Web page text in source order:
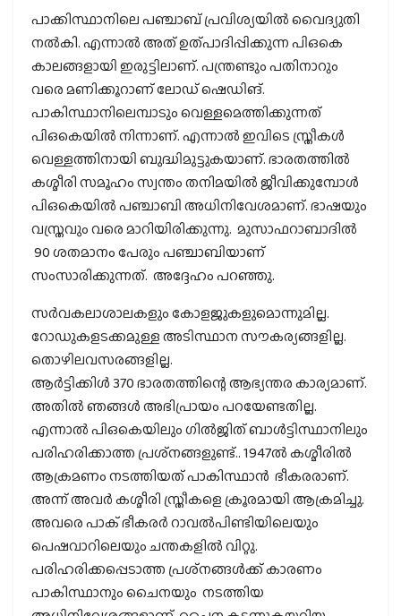
പാക്കിസ്ഥാനിലെ പഞ്ചാബ് പ്രവിശ്യയില്‍ വൈദ്യുതി
നല്‍കി. എന്നാല്‍ അത് ഉത്പാദിപ്പിക്കുന്ന പിഒകെ
കാലങ്ങളായി ഇരുട്ടിലാണ്. പന്ത്രണ്ടും പതിനാറും
വരെ മണിക്കൂറാണ് ലോഡ് ഷെഡിങ്.
പാകിസ്ഥാനിലെമ്പാടും വെള്ളമെത്തിക്കുന്നത്
പിഒകെയില്‍ നിന്നാണ്. എന്നാല്‍ ഇവിടെ സ്ത്രീകള്‍
വെള്ളത്തിനായി ബുദ്ധിമുട്ടുകയാണ്. ഭാരതത്തില്‍
കശ്മീരി സമൂഹം സ്വന്തം തനിമയില്‍ ജീവിക്കുമ്പോള്‍
പിഒകെയില്‍ പഞ്ചാബി അധിനിവേശമാണ്. ഭാഷയും
വസ്ത്രവും വരെ മാറിയിരിക്കുന്നു. മുസാഫറാബാദില്‍
90 ശതമാനം പേരും പഞ്ചാബിയാണ്
സംസാരിക്കുന്നത്. അദ്ദേഹം പറഞ്ഞു.
സര്‍വകലാശാലകളും കോളജുകളുമൊന്നുമില്ല.
റോഡുകളടക്കമുള്ള അടിസ്ഥാന സൗകര്യങ്ങളില്ല.
തൊഴിലവസരങ്ങളില്ല.
ആര്‍ട്ടിക്കിള്‍ 370 ഭാരതത്തിന്റെ ആഭ്യന്തര കാര്യമാണ്.
അതില്‍ ഞങ്ങള്‍ അഭിപ്രായം പറയേണ്ടതില്ല.
എന്നാല്‍ പിഒകെയിലും ഗില്‍ജിത് ബാള്‍ട്ടിസ്ഥാനിലും
പരിഹരിക്കാത്ത പ്രശ്‌നങ്ങളുണ്ട്.. 1947ല്‍ കശ്മീരില്‍
ആക്രമണം നടത്തിയത് പാകിസ്ഥാന്‍ ഭീകരരാണ്.
അന്ന് അവര്‍ കശ്മീരി സ്ത്രീകളെ ക്രൂരമായി ആക്രമിച്ചു.
അവരെ പാക് ഭീകരര്‍ റാവല്‍പിണ്ടിയിലെയും
പെഷവാറിലെയും ചന്തകളില്‍ വിറ്റു.
പരിഹരിക്കപ്പെടാത്ത പ്രശ്‌നങ്ങള്‍ക്ക് കാരണം
പാകിസ്ഥാനും ചൈനയും നടത്തിയ